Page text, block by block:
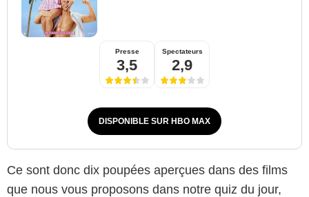
Presse
3,5
Spectateurs
2,9
DISPONIBLE SUR HBO MAX
Ce sont donc dix poupées aperçues dans des films
que nous vous proposons dans notre quiz du jour,